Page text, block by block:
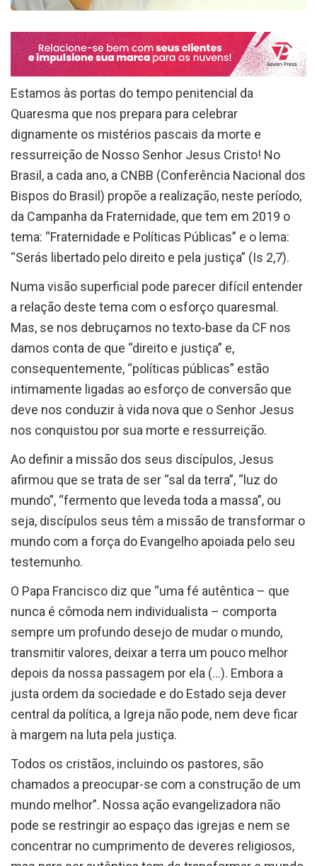
Estamos às portas do tempo penitencial da
Quaresma que nos prepara para celebrar
dignamente os mistérios pascais da morte e
ressurreição de Nosso Senhor Jesus Cristo! No
Brasil, a cada ano, a CNBB (Conferência Nacional dos
Bispos do Brasil) propõe a realização, neste período,
da Campanha da Fraternidade, que tem em 2019 o
tema: “Fraternidade e Políticas Públicas” e o lema:
“Serás libertado pelo direito e pela justiça” (Is 2,7).
Numa visão superficial pode parecer difícil entender
a relação deste tema com o esforço quaresmal.
Mas, se nos debruçamos no texto-base da CF nos
damos conta de que “direito e justiça” e,
consequentemente, “políticas públicas” estão
intimamente ligadas ao esforço de conversão que
deve nos conduzir à vida nova que o Senhor Jesus
nos conquistou por sua morte e ressurreição.
Ao definir a missão dos seus discípulos, Jesus
afirmou que se trata de ser “sal da terra”, “luz do
mundo”, “fermento que leveda toda a massa”, ou
seja, discípulos seus têm a missão de transformar o
mundo com a força do Evangelho apoiada pelo seu
testemunho.
O Papa Francisco diz que “uma fé autêntica – que
nunca é cômoda nem individualista – comporta
sempre um profundo desejo de mudar o mundo,
transmitir valores, deixar a terra um pouco melhor
depois da nossa passagem por ela (…). Embora a
justa ordem da sociedade e do Estado seja dever
central da política, a Igreja não pode, nem deve ficar
à margem na luta pela justiça.
Todos os cristãos, incluindo os pastores, são
chamados a preocupar-se com a construção de um
mundo melhor”. Nossa ação evangelizadora não
pode se restringir ao espaço das igrejas e nem se
concentrar no cumprimento de deveres religiosos,